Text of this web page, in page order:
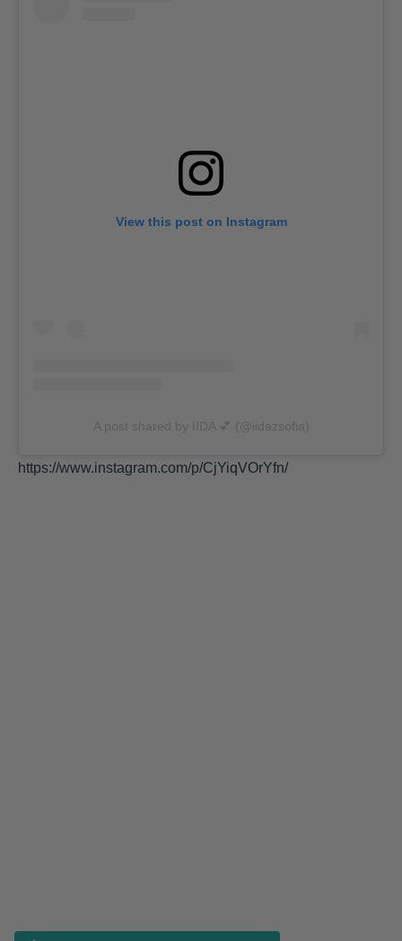
View this post on Instagram
A post shared by IIDA 💕 (@iidazsofia)
https://www.instagram.com/p/CjYiqVOrYfn/